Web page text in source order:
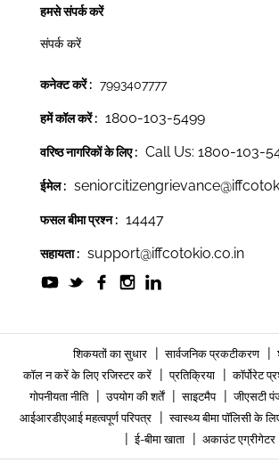
हमसे संपर्क करें
संपर्क करें
कनेक्ट करें : 7993407777
हमें कॉल करें : 1800-103-5499
वरिष्ठ नागरिकों के लिए : Call Us: 1800-103-
ईमेल :
फसल बीमा प्रश्न : 14447
सहायता : support@iffcotokio.co.in
शिकयतों का सुधार | सार्वजनिक प्रकटीकरण |
कॉल न करें के लिए रजिस्टर करें | प्रतिक्रिया | कॉर्पोरेट
गोपनीयता नीति | उपयोग की शर्तें | साइटमैप | जीएसटी
आईआरडीएआई महत्वपूर्ण परिपत्र | स्वास्थ्य बीमा पॉलिसी के
| ई-बीमा खाता | अकाउंट एग्रीगेटर